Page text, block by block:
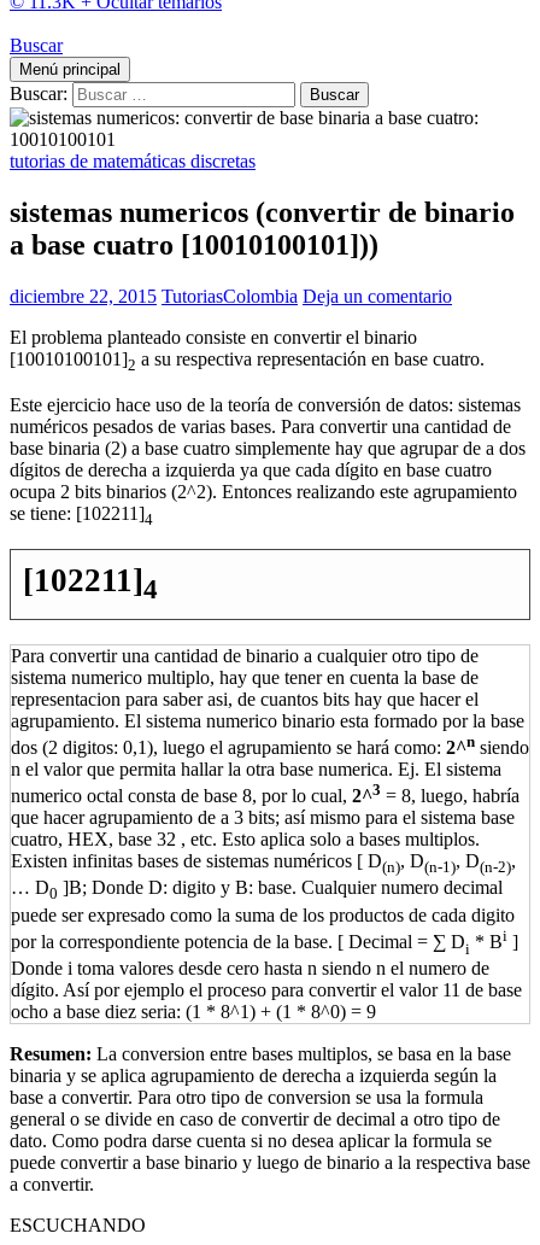
Buscar
Menú principal
Buscar:
tutorias de matemáticas discretas
sistemas numericos (convertir de binario
a base cuatro [10010100101]))
diciembre 22, 2015 TutoriasColombia Deja un comentario
El problema planteado consiste en convertir el binario
[10010100101]2 a su respectiva representación en base cuatro.
Este ejercicio hace uso de la teoría de conversión de datos: sistemas
numéricos pesados de varias bases. Para convertir una cantidad de
base binaria (2) a base cuatro simplemente hay que agrupar de a dos
dígitos de derecha a izquierda ya que cada dígito en base cuatro
ocupa 2 bits binarios (2^2). Entonces realizando este agrupamiento
se tiene: [102211]4
[102211]4
Para convertir una cantidad de binario a cualquier otro tipo de
sistema numerico multiplo, hay que tener en cuenta la base de
representacion para saber asi, de cuantos bits hay que hacer el
agrupamiento. El sistema numerico binario esta formado por la base
dos (2 digitos: 0,1), luego el agrupamiento se hará como: 2^n siendo
n el valor que permita hallar la otra base numerica. Ej. El sistema
numerico octal consta de base 8, por lo cual, 2^3 = 8, luego, habría
que hacer agrupamiento de a 3 bits; así mismo para el sistema base
cuatro, HEX, base 32 , etc. Esto aplica solo a bases multiplos.
Existen infinitas bases de sistemas numéricos [ D(n), D(n-1), D(n-2),
… D0 ]B; Donde D: digito y B: base. Cualquier numero decimal
puede ser expresado como la suma de los productos de cada digito
por la correspondiente potencia de la base. [ Decimal = ∑ Di * Bi ]
Donde i toma valores desde cero hasta n siendo n el numero de
dígito. Así por ejemplo el proceso para convertir el valor 11 de base
ocho a base diez seria: (1 * 8^1) + (1 * 8^0) = 9
Resumen: La conversion entre bases multiplos, se basa en la base
binaria y se aplica agrupamiento de derecha a izquierda según la
base a convertir. Para otro tipo de conversion se usa la formula
general o se divide en caso de convertir de decimal a otro tipo de
dato. Como podra darse cuenta si no desea aplicar la formula se
puede convertir a base binario y luego de binario a la respectiva base
a convertir.
ESCUCHANDO